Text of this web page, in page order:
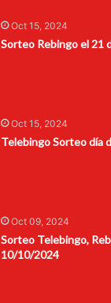
Oct 15, 2024
Sorteo Rebingo el 21
Oct 15, 2024
Telebingo Sorteo día
Oct 09, 2024
Sorteo Telebingo,
10/10/2024